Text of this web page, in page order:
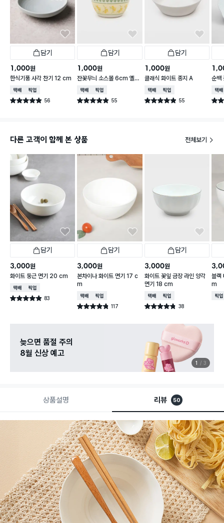
담기
1,000원
한식기풍 사각 찬기 12 cm
택배배송매장픽업
별점 4.9점 56
건 작성
담기
1,000원
잔꽃무늬 소스볼 6cm 옐로
우
택배배송매장픽업
별점 4.9점 55
건 작성
담기
1,000원
클래식 화이트 종지 A
택배배송매장픽업
별점 4.9점 55
건 작성
순백
택배
별점
다른 고객이 함께 본 상품 전체보기
담기
3,000원
화이트 둥근 면기 20 cm
택배배송매장픽업
별점 4.9점 83
건 작성
담기
3,000원
본차이나 화이트 면기 17 c
m
택배배송매장픽업
별점 4.8점 117
건 작성
담기
3,000원
화이트 꽃잎 금장 라인 양각
면기 18 cm
택배배송매장픽업
별점 4.8점 38
건 작성
블랙
m
매장
늦으면 품절 주의
8월 신상 예고
1 3
상품설명 리뷰 50